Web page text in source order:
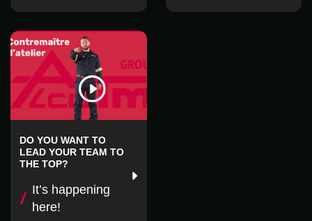
DO YOU WANT TO
LEAD YOUR TEAM TO
THE TOP?
It’s happening
here!